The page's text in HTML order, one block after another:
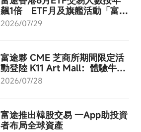
飆1倍 ETF月及旗艦活動「富途
創富大會2026」8月啟動
2026/07/29
富途夥 CME 芝商所期間限定活
動登陸 K11 Art Mall：體驗牛牛
AI - 成就交易進化！
2026/07/28
富途推出韓股交易 一App助投資
者布局全球資產